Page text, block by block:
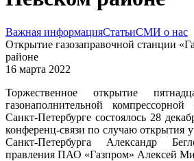
Важная информацияСтатьиСМИ о нас
Открытие газозаправочной станции
районе
16 марта 2022
Торжественное открытие
газонаполнительной
Санкт-Петербурге состоялось 28
конференц-связи по случаю открытия
Санкт-Петербурга Александр
правления ПАО «Газпром» Алексей